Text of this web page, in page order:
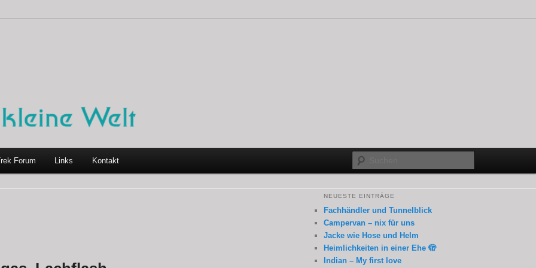
Forum Links Kontakt
NEUESTE EINTRÄGE
Fachhändler und Tunnelblick
Campervan – nix für uns
Jacke wie Hose und Helm
Heimlichkeiten in einer Ehe 🫣
Indian – My first love